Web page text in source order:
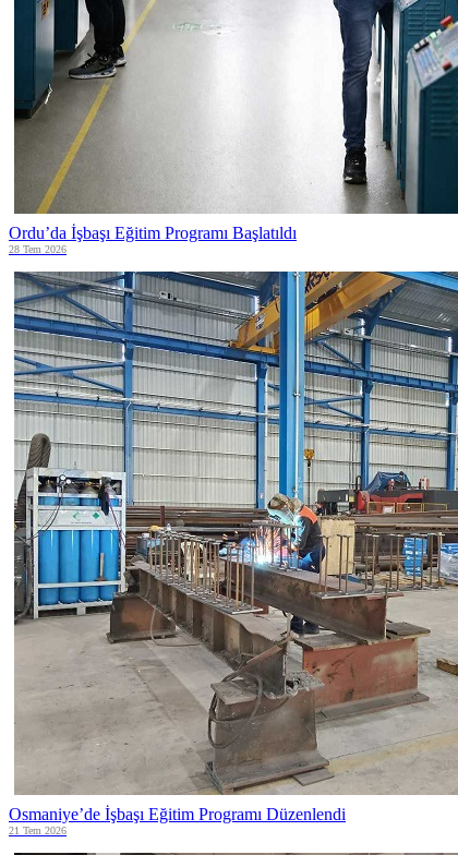
Ordu’da İşbaşı Eğitim Programı Başlatıldı
28 Tem 2026
Osmaniye’de İşbaşı Eğitim Programı Düzenlendi
21 Tem 2026